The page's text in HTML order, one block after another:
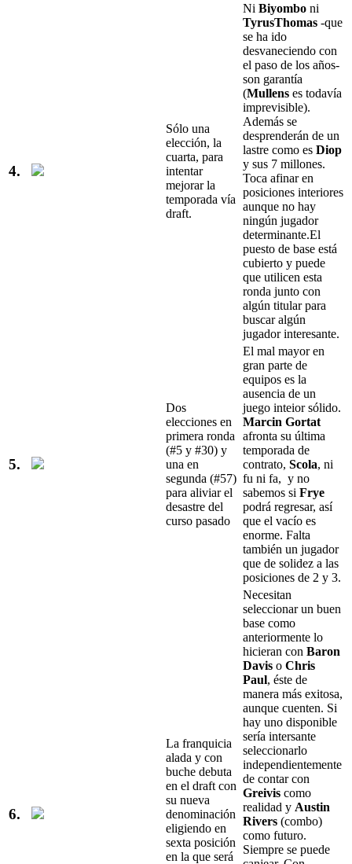
4.
Sólo una
elección, la
cuarta, para
intentar
mejorar la
temporada vía
draft.
Ni Biyombo ni
TyrusThomas -que
se ha ido
desvaneciendo con
el paso de los años-
son garantía
(Mullens es todavía
imprevisible).
Además se
desprenderán de un
lastre como es Diop
y sus 7 millones.
Toca afinar en
posiciones interiores
aunque no hay
ningún jugador
determinante.El
puesto de base está
cubierto y puede
que utilicen esta
ronda junto con
algún titular para
buscar algún
jugador interesante.
5.
Dos
elecciones en
primera ronda
(#5 y #30) y
una en
segunda (#57)
para aliviar el
desastre del
curso pasado
El mal mayor en
gran parte de
equipos es la
ausencia de un
juego inteior sólido.
Marcin Gortat
afronta su última
temporada de
contrato, Scola, ni
fu ni fa, y no
sabemos si Frye
podrá regresar, así
que el vacío es
enorme. Falta
también un jugador
que de solidez a las
posiciones de 2 y 3.
6.
La franquicia
alada y con
buche debuta
en el draft con
su nueva
denominación
eligiendo en
sexta posición
en la que será
Necesitan
seleccionar un buen
base como
anteriormente lo
hicieran con Baron
Davis o Chris
Paul, éste de
manera más exitosa,
aunque cuenten. Si
hay uno disponible
sería intersante
seleccionarlo
independientemente
de contar con
Greivis como
realidad y Austin
Rivers (combo)
como futuro.
Siempre se puede